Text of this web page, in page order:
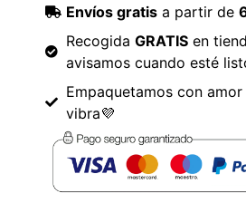
Envíos gratisa partir de
Recogida GRATISen
avisamos cuando esté
Empaquetamos con
vibra💜